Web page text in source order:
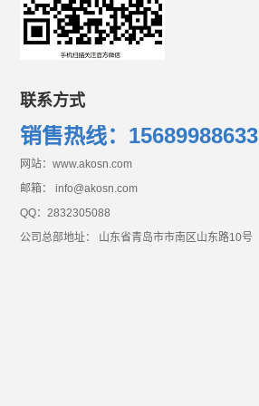
联系方式
销售热线：15689988633
网站：www.akosn.com
邮箱： info@akosn.com
QQ：2832305088
公司总部地址： 山东省青岛市市南区山东路10号